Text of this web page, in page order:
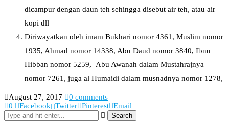
dicampur dengan daun teh sehingga disebut air teh, atau air
kopi dll
Diriwayatkan oleh imam Bukhari nomor 4361, Muslim nomor
1935, Ahmad nomor 14338, Abu Daud nomor 3840, Ibnu
Hibban nomor 5259, Abu Awanah dalam Mustahrajnya
nomor 7261, juga al Humaidi dalam musnadnya nomor 1278,
August 27, 2017
0 comments
0
Facebook Twitter Pinterest Email